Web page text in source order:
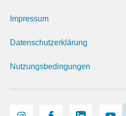
Newsletter
Impressum
Datenschutzerklärung
Nutzungsbedingungen